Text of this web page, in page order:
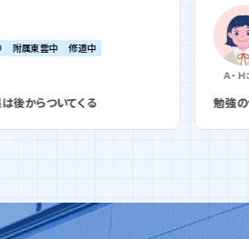
広大附属中 ノ
勉強の仕方を見直した、